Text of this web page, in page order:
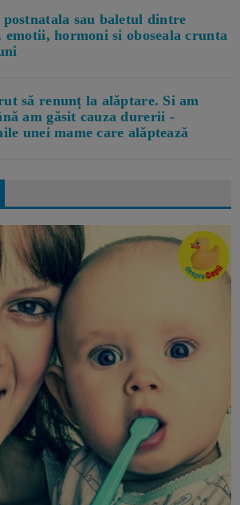
postnatala sau baletul dintre
emotii, hormoni si oboseala crunta
să renunț la alăptare. Si am
am găsit cauza durerii -
unei mame care alăptează